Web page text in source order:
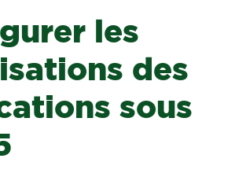
les
des
sous